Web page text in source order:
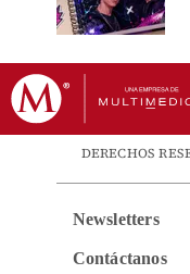
DERECHOS
Newsletters
Contáctanos